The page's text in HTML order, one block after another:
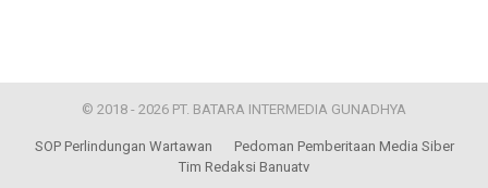
© 2018 - 2026 PT. BATARA INTERMEDIA GUNADHYA
SOP Perlindungan Wartawan
Pedoman Pemberitaan Media Siber
Tim Redaksi Banuatv